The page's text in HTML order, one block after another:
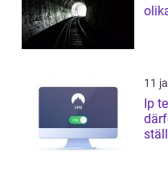
11
Ip telefoni